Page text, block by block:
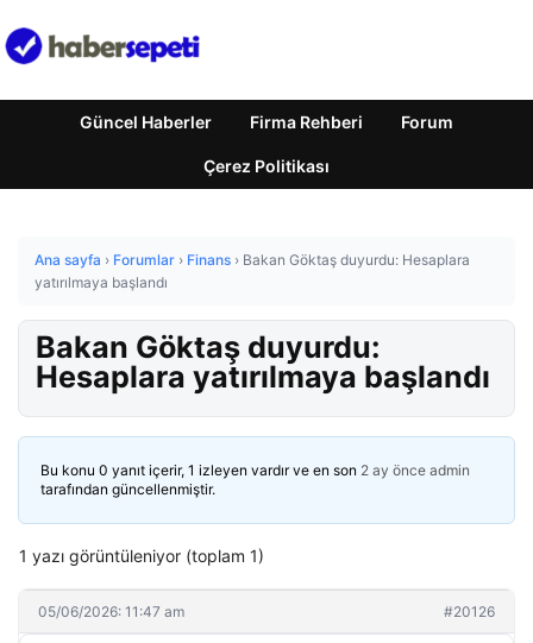
Güncel Haberler Firma Rehberi Forum
Çerez Politikası
Ana sayfa › Forumlar › Finans › Bakan Göktaş duyurdu: Hesaplara
yatırılmaya başlandı
Bakan Göktaş duyurdu:
Hesaplara yatırılmaya başlandı
Bu konu 0 yanıt içerir, 1 izleyen vardır ve en son 2 ay önce admin
tarafından güncellenmiştir.
1 yazı görüntüleniyor (toplam 1)
05/06/2026: 11:47 am #20126